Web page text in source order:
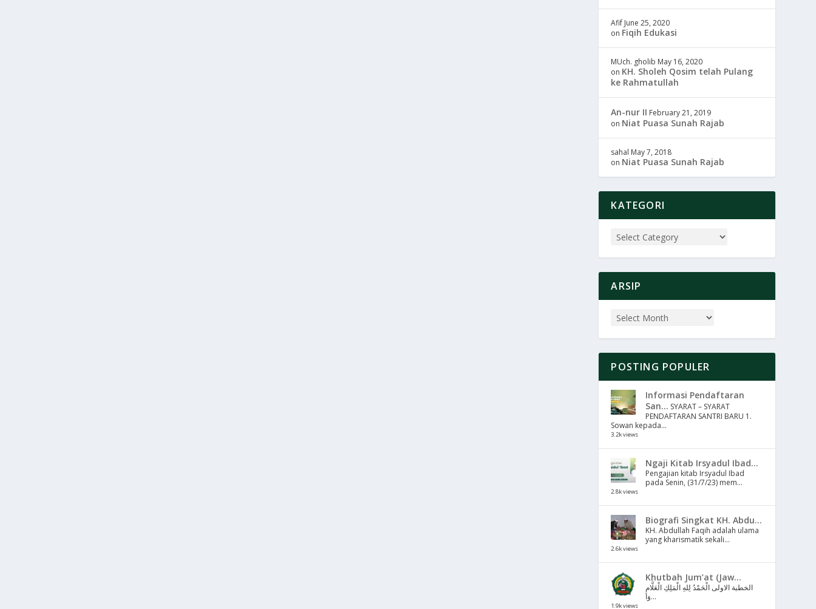
Afif June 25, 2020
on Fiqih Edukasi
MUch. gholib May 16, 2020
on KH. Sholeh Qosim telah Pulang
ke Rahmatullah
An-nur II February 21, 2019
on Niat Puasa Sunah Rajab
sahal May 7, 2018
on Niat Puasa Sunah Rajab
KATEGORI
ARSIP
POSTING POPULER
Informasi Pendaftaran
San... SYARAT – SYARAT
PENDAFTARAN SANTRI BARU 1.
Sowan kepada...
3.2k views
Ngaji Kitab Irsyadul Ibad...
Pengajian kitab Irsyadul Ibad
pada Senin, (31/7/23) mem...
2.8k views
Biografi Singkat KH. Abdu...
KH. Abdullah Faqih adalah ulama
yang kharismatik sekali...
2.6k views
Khutbah Jum’at (Jaw...
الخطبة الاولى الْحَمْدُ لِلهِ الْمَلِكِ الْعَلَّامِ
وَا...
1.9k views